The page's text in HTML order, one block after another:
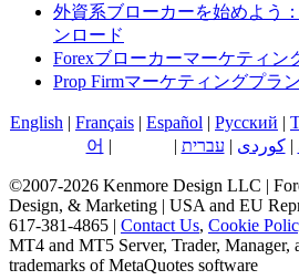
外資系ブローカーを始めよう
ンロード
Forexブローカーマーケティン
Prop Firmマーケティングプラン
English | Français | Español | Русский |
어 | | עברית | کوردی|
©2007-2026 Kenmore Design LLC |
Design, & Marketing | USA and EU
617-381-4865 | Contact Us, Cookie
MT4 and MT5 Server, Trader, Manager,
trademarks of MetaQuotes software